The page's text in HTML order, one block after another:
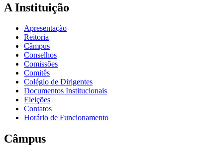
A Instituição
Apresentação
Reitoria
Câmpus
Conselhos
Comissões
Comitês
Colégio de Dirigentes
Documentos Institucionais
Eleições
Contatos
Horário de Funcionamento
Câmpus